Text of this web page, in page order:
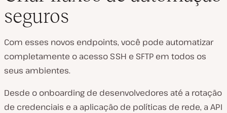
seguros
Com esses novos endpoints, você pode automatizar
completamente o acesso SSH e SFTP em todos os
seus ambientes.
Desde o onboarding de desenvolvedores até a rotação
de credenciais e a aplicação de políticas de rede, a API